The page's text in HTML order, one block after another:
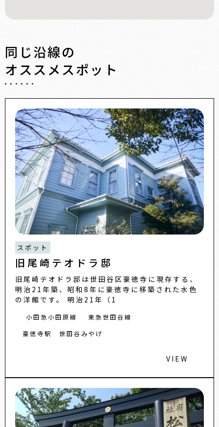
同じ沿線の
オススメスポット
スポット
旧尾崎テオドラ邸
旧尾崎テオドラ邸は世田谷区豪徳寺に現存する、
明治21年築、昭和8年に豪徳寺に移築された水色
の洋館です。 明治21年（1
小田急小田原線
東急世田谷線
豪徳寺駅
世田谷みやげ
VIEW